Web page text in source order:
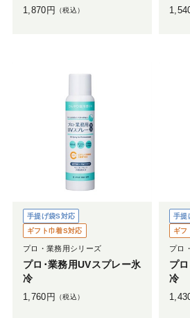
1,870 円 （税込）
手提げ袋S対応
ギフト巾着S対応
プロ・業務用シリーズ
プロ･業務用UVスプレー氷
冷
1,760 円 （税込）
手提
ギフ
プロ
プ
冷